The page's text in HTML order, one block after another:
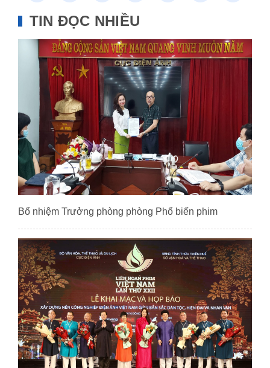
TIN ĐỌC NHIỀU
Bổ nhiệm Trưởng phòng phòng Phổ biến phim